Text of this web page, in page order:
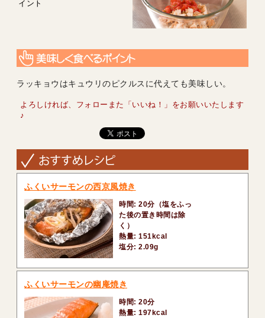
イント
ラッキョウはキュウリのピクルスに代えても美味しい。
よろしければ、フォローまた「いいね！」をお願いいたします
♪
ふくいサーモンの西京風焼き
時間: 20分（塩をふっ
た後の置き時間は除
く）
熱量: 151kcal
塩分: 2.09g
ふくいサーモンの幽庵焼き
時間: 20分
熱量: 197kcal